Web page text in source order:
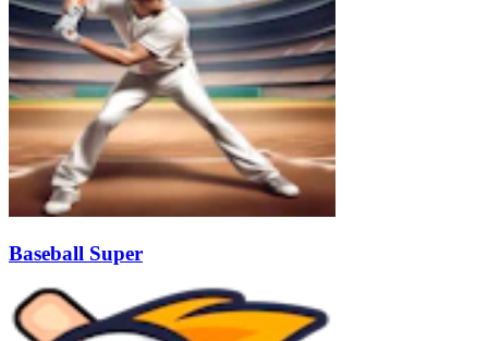
Baseball Super